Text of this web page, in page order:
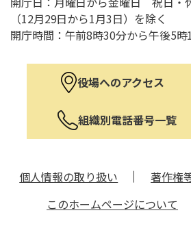
（12月29日から1月3日）を除く
開庁時間：午前8時30分から午後5時
役場へのアクセス
組織別電話番号一覧
個人情報の取り扱い 著作権
このホームページについて